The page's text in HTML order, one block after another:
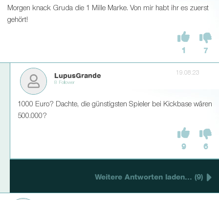
Morgen knack Gruda die 1 Mille Marke. Von mir habt ihr es zuerst
gehört!
1 7
LupusGrande
8 Follower
19.08.23
1000 Euro? Dachte, die günstigsten Spieler bei Kickbase wären
500.000?
9 6
Weitere Antworten laden... (9)